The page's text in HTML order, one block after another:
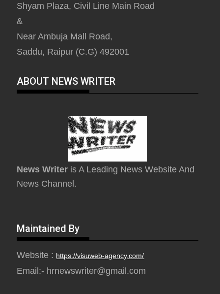
Shyam Plaza, Civil Line Main Road
&
Near Ambuja Mall Road,
Saddu, Raipur (C.G) 492001
ABOUT NEWS WRITER
News Writer is A Leading News Website And
News Channel.
Maintained By
Website : https://visuweb-agency.com/
Email:- hrnewswriter@gmail.com